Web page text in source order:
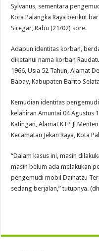
Sylvanus, sementara
Kota Palangka Raya berikut
Siregar, Rabu (21/02) sore.
Adapun identitas korban,
diketahui nama korban
1966, Usia 52 Tahun, Alamat
Babay, Kabupaten Barito
Kemudian identitas
kelahiran Amuntai 04 Agustus
Katingan, Alamat KTP Jl
Kecamatan Jekan Raya, Kota
“Dalam kasus ini, masih
masih belum ada melakukan
pengemudi mobil Daihatzu
sedang berjalan,” tutupnya.